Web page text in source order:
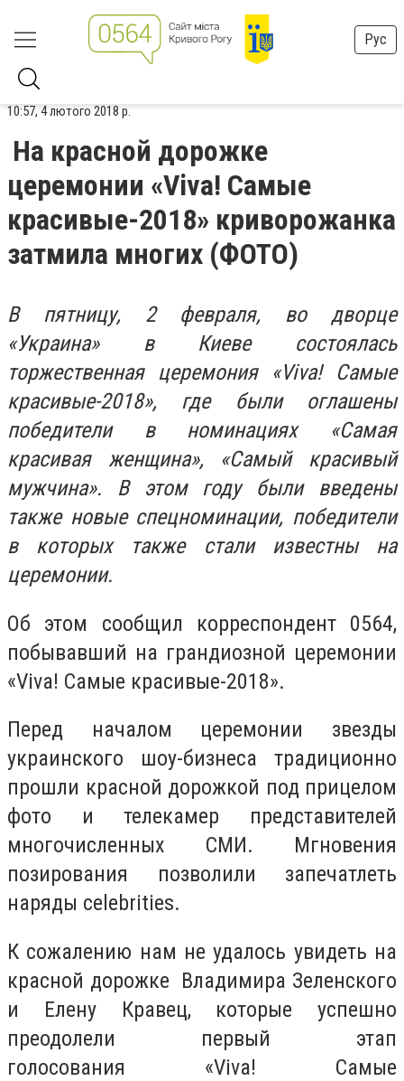
Рус
10:57, 4 лютого 2018 р.
На красной дорожке
церемонии «Viva! Самые
красивые-2018» криворожанка
затмила многих (ФОТО)
В пятницу, 2 февраля, во дворце
«Украина» в Киеве состоялась
торжественная церемония «Viva! Самые
красивые-2018», где были оглашены
победители в номинациях «Самая
красивая женщина», «Самый красивый
мужчина». В этом году были введены
также новые спецноминации, победители
в которых также стали известны на
церемонии.
Об этом сообщил корреспондент 0564,
побывавший на грандиозной церемонии
«Viva! Самые красивые-2018».
Перед началом церемонии звезды
украинского шоу-бизнеса традиционно
прошли красной дорожкой под прицелом
фото и телекамер представителей
многочисленных СМИ. Мгновения
позирования позволили запечатлеть
наряды celebrities.
К сожалению нам не удалось увидеть на
красной дорожке Владимира Зеленского
и Елену Кравец, которые успешно
преодолели первый этап
голосования «Viva! Самые